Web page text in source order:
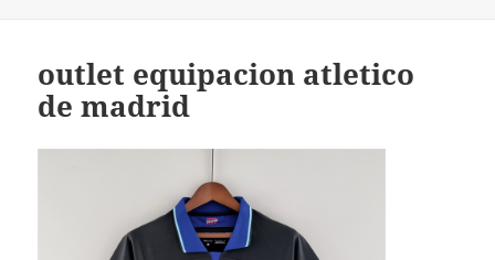
outlet equipacion atletico
de madrid